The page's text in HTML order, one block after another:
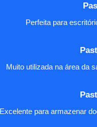
Perfeita para
Muito utilizada na área da
Excelente para armazenar